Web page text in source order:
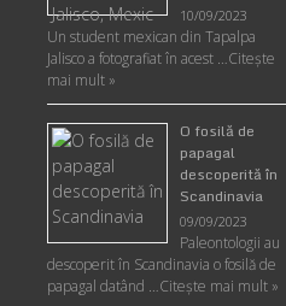
10/09/2023
Un student mexican din Tapalpa
Jalisco a fotografiat în acest …Citește
mai mult »
O fosilă de
papagal
descoperită în
Scandinavia
09/09/2023
Paleontologii au
descoperit în Scandinavia o fosilă de
papagal datând …Citește mai mult »